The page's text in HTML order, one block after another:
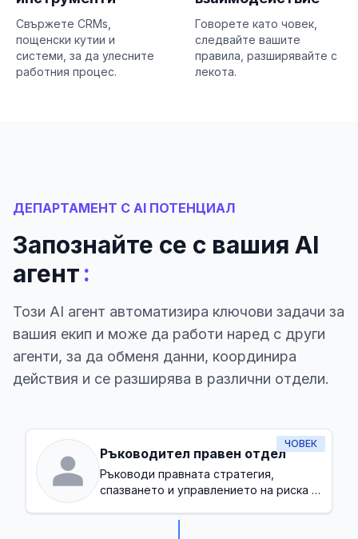
Свържете CRMs,
пощенски кутии и
системи, за да улесните
работния процес.
Говорете като човек,
следвайте вашите
правила, разширявайте с
лекота.
ДЕПАРТАМЕНТ С AI ПОТЕНЦИАЛ
Запознайте се с вашия AI
агент:
Този AI агент автоматизира ключови задачи за
вашия екип и може да работи наред с други
агенти, за да обменя данни, координира
действия и се разширява в различни отдели.
ЧОВЕК
Ръководител правен отдел
Ръководи правната стратегия,
спазването и управлението на риска в